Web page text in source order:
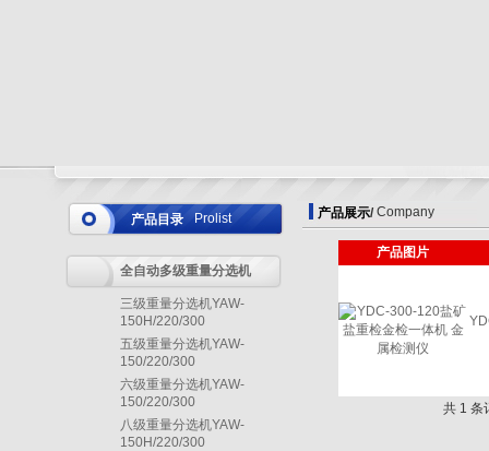
产品目录 Prolist
全自动多级重量分选机
三级重量分选机YAW-
150H/220/300
五级重量分选机YAW-
150/220/300
六级重量分选机YAW-
150/220/300
八级重量分选机YAW-
150H/220/300
产品展示/ Company
产品图片
共 1 条